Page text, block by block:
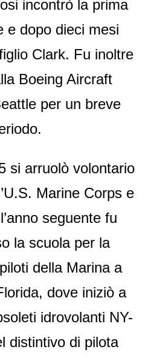
incontrò la prima
e dopo dieci mesi
Clark. Fu inoltre
Boeing Aircraft
per un breve
si arruolò volontario
Marine Corps e
seguente fu
la scuola per la
della Marina a
dove iniziò a
idrovolanti NY-
distintivo di pilota